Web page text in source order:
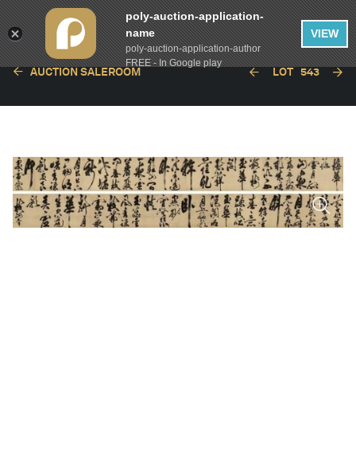
AUCTION SALEROOM LOT 543
poly-auction-application-
name
poly-auction-application-author
FREE - In Google play
VIEW